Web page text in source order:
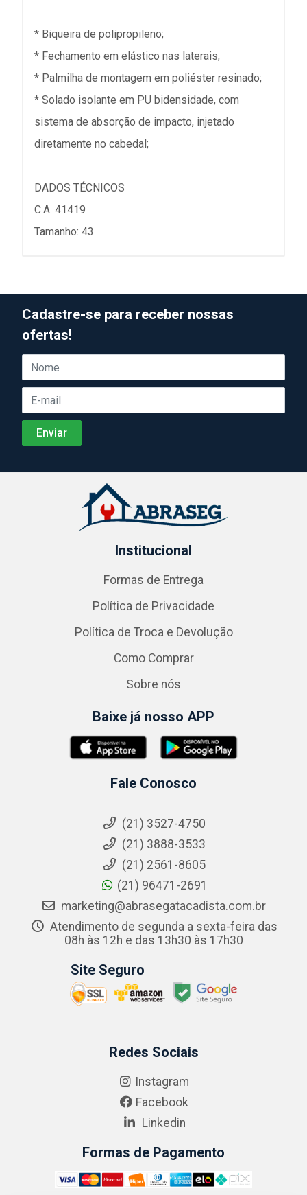
* Biqueira de polipropileno;
* Fechamento em elástico nas laterais;
* Palmilha de montagem em poliéster resinado;
* Solado isolante em PU bidensidade, com
sistema de absorção de impacto, injetado
diretamente no cabedal;
DADOS TÉCNICOS
C.A. 41419
Tamanho: 43
Cadastre-se para receber nossas
ofertas!
Institucional
Formas de Entrega
Política de Privacidade
Política de Troca e Devolução
Como Comprar
Sobre nós
Baixe já nosso APP
Fale Conosco
(21) 3527-4750
(21) 3888-3533
(21) 2561-8605
(21) 96471-2691
marketing@abrasegatacadista.com.br
Atendimento de segunda a sexta-feira das
08h às 12h e das 13h30 às 17h30
Site Seguro
Redes Sociais
Instagram
Facebook
Linkedin
Formas de Pagamento